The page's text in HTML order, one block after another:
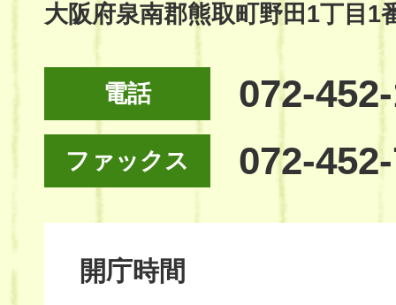
大阪府泉南郡熊取町野田1丁目1
電話 072-
ファックス 072-
開庁時間